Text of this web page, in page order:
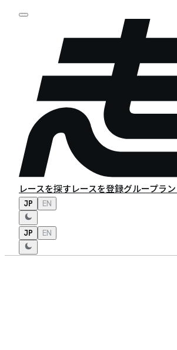
レースを探すレースを登録グループラン
JP EN
JP EN